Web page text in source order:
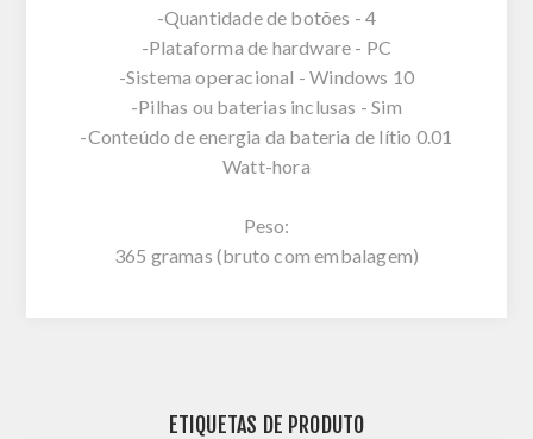
-Quantidade de botões - 4
-Plataforma de hardware - PC
-Sistema operacional - Windows 10
-Pilhas ou baterias inclusas - Sim
-Conteúdo de energia da bateria de lítio 0.01
Watt-hora
Peso:
365 gramas (bruto com embalagem)
ETIQUETAS DE PRODUTO